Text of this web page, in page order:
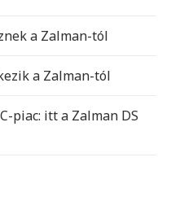
a Zalman-tól
a Zalman-tól
piac: itt a Zalman DS